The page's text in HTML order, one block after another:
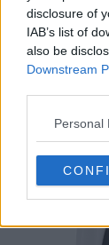
disclosure of
IAB’s list of
also be
Downstream
Personal